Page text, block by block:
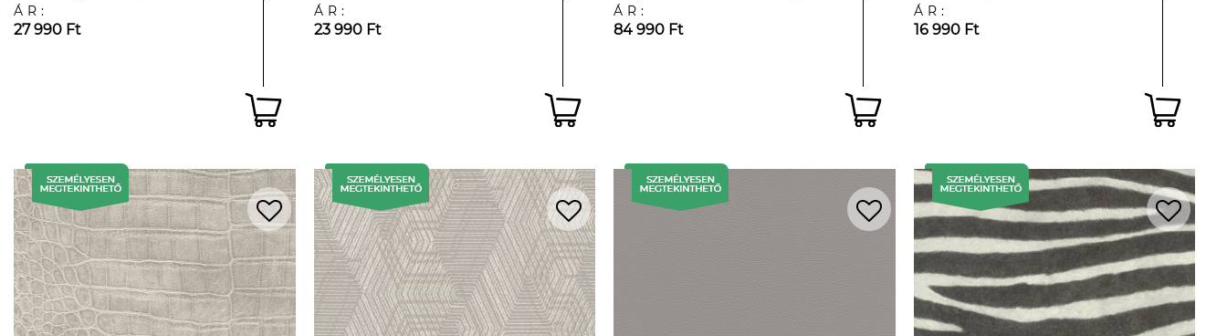
ÁR:
27 990 Ft
tukán mintával
ÁR:
23 990 Ft
mintával
ÁR:
84 990 Ft
mintával
ÁR:
16 990 Ft